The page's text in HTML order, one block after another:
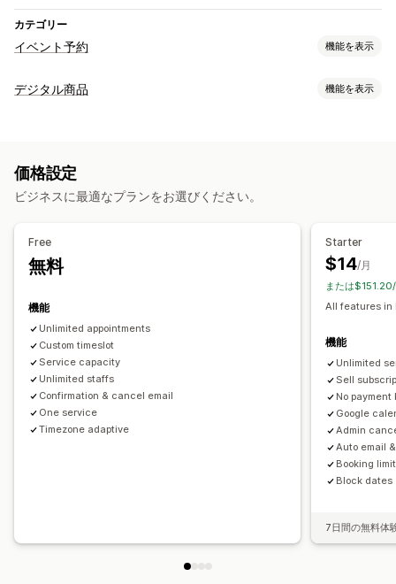
カテゴリー
イベント予約 機能を表示
イベントタイプ
予約管理
カレンダー
スケジュール 時間枠 除外日の設定
イベントのチェックイン
リアルタイム更新
メール通知
決済 前払金
カスタマイズ
予約ページ
カレンダーウィジェット
カスタムチケット
カスタムフォーム
カスタムCSS
デジタル商品 機能を表示
ダウンロード管理
ファイルセキュリティ
アクセスコード
価格設定
ビジネスに最適なプランをお選びください。
Free
無料
機能
Unlimited appointments
Custom timeslot
Service capacity
Unlimited staffs
Confirmation & cancel email
One service
Timezone adaptive
Starter
$14/月
または
All features in
機能
Unlimited
Sell
No payment
Google
Admin
Auto email
Booking limit
Block dates
7日間の無料体